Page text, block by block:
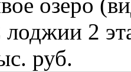
озеро
2
руб.